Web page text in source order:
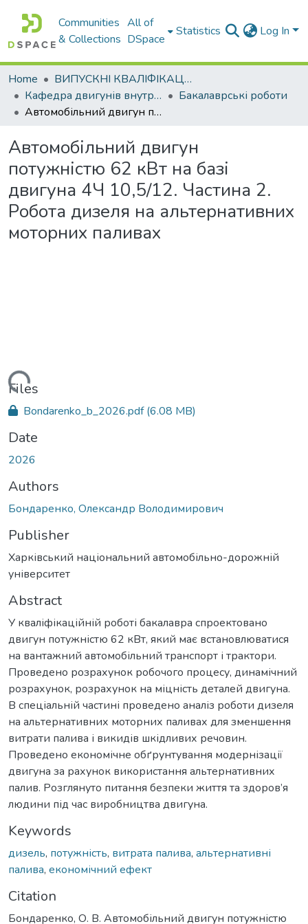
Communities
& Collections
All of
DSpace
Statistics Log In
Home
ВИПУСКНІ КВАЛІФІКАЦІЙНІ РОБОТИ
Кафедра двигунів внутрішнього згоряння
Бакалаврські роботи
Автомобільний двигун потужністю 62 кВт на базі двигуна 4Ч 10,5/12. Частина 2. Робота дизеля на альтернативних моторних паливах
Автомобільний двигун
потужністю 62 кВт на базі
двигуна 4Ч 10,5/12. Частина 2.
Робота дизеля на альтернативних
моторних паливах
Files
Bondarenko_b_2026.pdf(6.08 MB)
Date
2026
Authors
Бондаренко, Олександр Володимирович
Publisher
Харківський національний автомобільно-дорожній
університет
Abstract
У кваліфікаційній роботі бакалавра спроектовано
двигун потужністю 62 кВт, який має встановлюватися
на вантажний автомобільний транспорт і трактори.
Проведено розрахунок робочого процесу, динамічний
розрахунок, розрахунок на міцність деталей двигуна.
В спеціальній частині проведено аналіз роботи дизеля
на альтернативних моторних паливах для зменшення
витрати палива і викидів шкідливих речовин.
Проведено економічне обґрунтування модернізації
двигуна за рахунок використання альтернативних
палив. Розглянуто питання безпеки життя та здоров’я
людини під час виробництва двигуна.
Keywords
дизель, потужність, витрата палива, альтернативні
палива, економічний ефект
Citation
Бондаренко, О. В. Автомобільний двигун потужністю